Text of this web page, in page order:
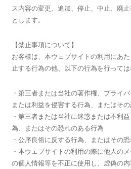
ス内容の変更、追加、停止、中止、廃
とします。
【禁止事項について】
お客様は、本ウェブサイトの利用にあ
止する行為の他、以下の行為を行っては
・第三者または当社の著作権、プライ
または利益を侵害する行為、またはそ
・第三者または当社に迷惑または不利
為、またはその恐れのある行為
・公序良俗に反する行為、またはその
・本ウェブサイトの利用の際に他人の
の個人情報等を不正に使用し、虚偽の